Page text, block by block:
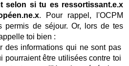
selon si tu es ressortissant.e.x
. Pour rappel, l'OCPM
permis de séjour. Or, lors de tes
toi bien :
des informations qui ne sont pas
pourraient être utilisées contre toi